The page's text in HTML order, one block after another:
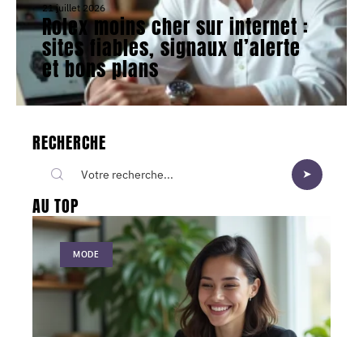
21 juillet 2026
Rolex moins cher sur internet :
sites fiables, signaux d’alerte
et bons plans
RECHERCHE
AU TOP
MODE